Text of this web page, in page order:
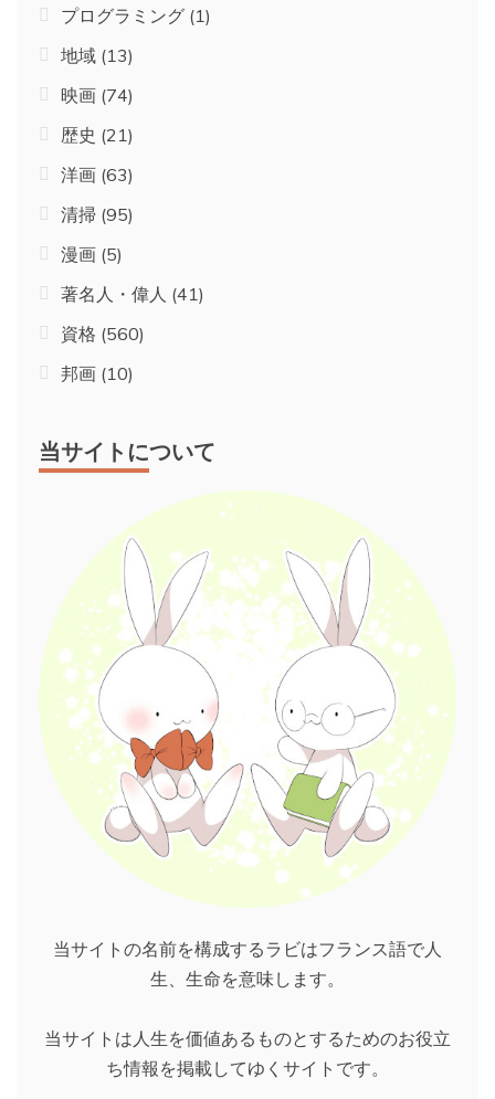
プログラミング (1)
地域 (13)
映画 (74)
歴史 (21)
洋画 (63)
清掃 (95)
漫画 (5)
著名人・偉人 (41)
資格 (560)
邦画 (10)
当サイトについて
当サイトの名前を構成するラビはフランス語で人
生、生命を意味します。
当サイトは人生を価値あるものとするためのお役立
ち情報を掲載してゆくサイトです。